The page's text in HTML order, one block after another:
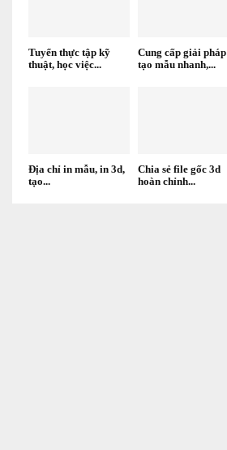
Tuyển thực tập kỹ
thuật, học việc...
Cung cấp giải pháp
tạo mẫu nhanh,...
Địa chỉ in mẫu, in 3d,
tạo...
Chia sẻ file gốc 3d
hoàn chỉnh...